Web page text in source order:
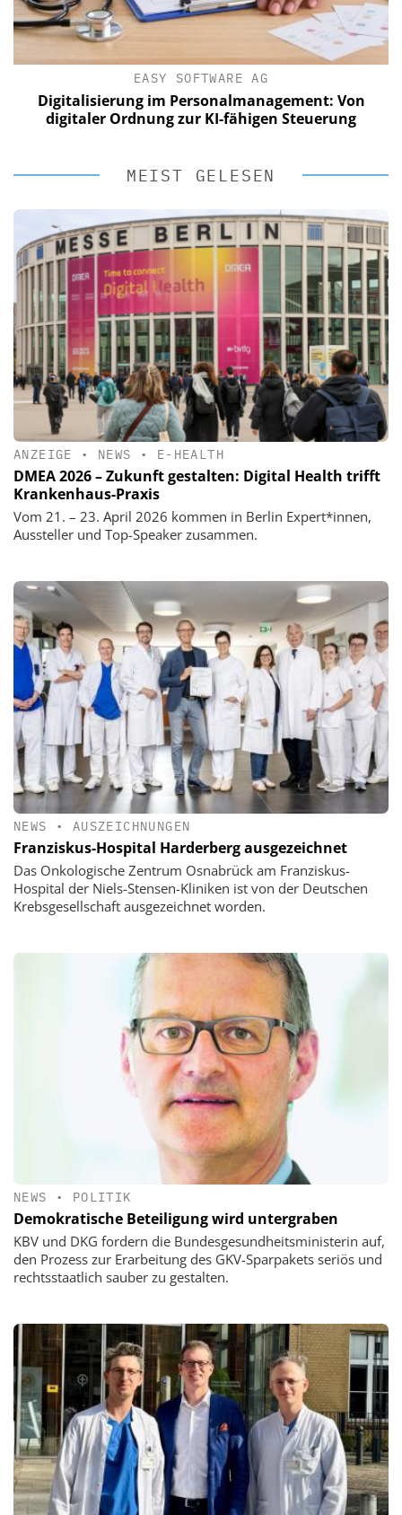
EASY SOFTWARE AG
Digitalisierung im Personalmanagement: Von
digitaler Ordnung zur KI-fähigen Steuerung
MEIST GELESEN
ANZEIGE • NEWS • E-HEALTH
DMEA 2026 – Zukunft gestalten: Digital Health trifft
Krankenhaus-Praxis
Vom 21. – 23. April 2026 kommen in Berlin Expert*innen,
Aussteller und Top-Speaker zusammen.
NEWS • AUSZEICHNUNGEN
Franziskus-Hospital Harderberg ausgezeichnet
Das Onkologische Zentrum Osnabrück am Franziskus-
Hospital der Niels-Stensen-Kliniken ist von der Deutschen
Krebsgesellschaft ausgezeichnet worden.
NEWS • POLITIK
Demokratische Beteiligung wird untergraben
KBV und DKG fordern die Bundesgesundheitsministerin auf,
den Prozess zur Erarbeitung des GKV-Sparpakets seriös und
rechtsstaatlich sauber zu gestalten.